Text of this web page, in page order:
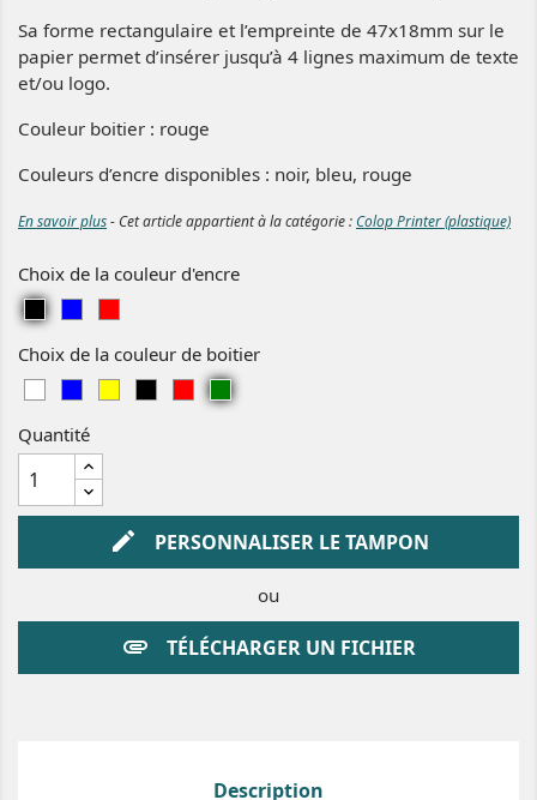
Sa forme rectangulaire et l’empreinte de 47x18mm sur le
papier permet d’insérer jusqu’à 4 lignes maximum de texte
et/ou logo.
Couleur boitier : rouge
Couleurs d’encre disponibles : noir, bleu, rouge
En savoir plus- Cet article appartient à la catégorie :Colop Printer (plastique)
Choix de la couleur d'encre
Choix de la couleur de boitier
Quantité
edit PERSONNALISER LE TAMPON
ou
attachment TÉLÉCHARGER UN FICHIER
Description